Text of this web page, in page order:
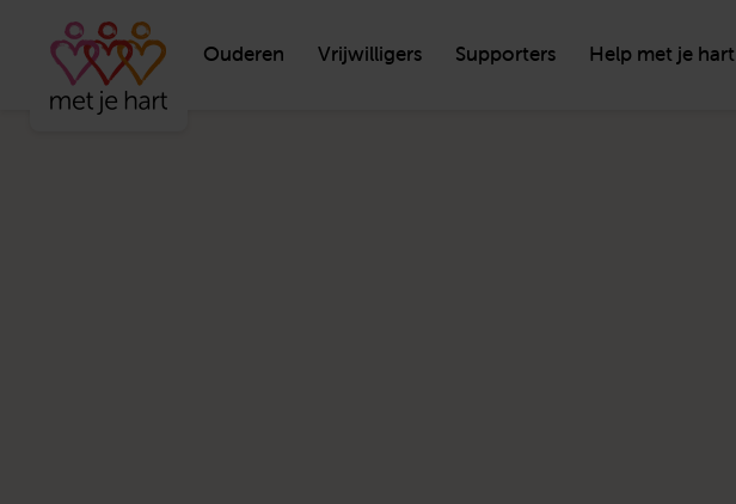
Ouderen Vrijwilligers Supporters Help met je hart